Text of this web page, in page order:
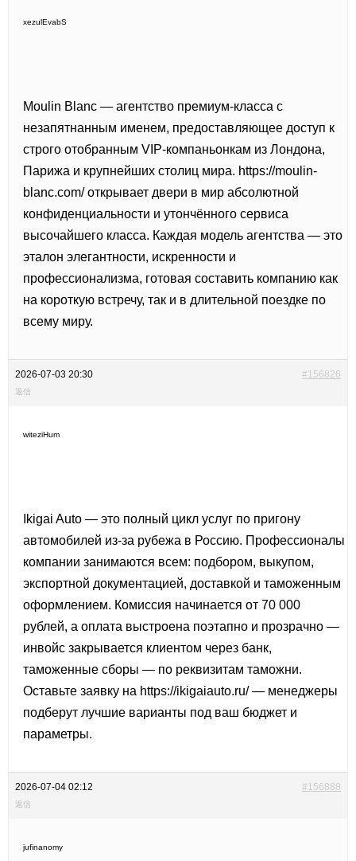
xezulEvabS
Moulin Blanc — агентство премиум-класса с
незапятнанным именем, предоставляющее доступ к
строго отобранным VIP-компаньонкам из Лондона,
Парижа и крупнейших столиц мира. https://moulin-
blanc.com/ открывает двери в мир абсолютной
конфиденциальности и утончённого сервиса
высочайшего класса. Каждая модель агентства — это
эталон элегантности, искренности и
профессионализма, готовая составить компанию как
на короткую встречу, так и в длительной поездке по
всему миру.
2026-07-03 20:30 #156826
返信
witeziHum
Ikigai Auto — это полный цикл услуг по пригону
автомобилей из-за рубежа в Россию. Профессионалы
компании занимаются всем: подбором, выкупом,
экспортной документацией, доставкой и таможенным
оформлением. Комиссия начинается от 70 000
рублей, а оплата выстроена поэтапно и прозрачно —
инвойс закрывается клиентом через банк,
таможенные сборы — по реквизитам таможни.
Оставьте заявку на https://ikigaiauto.ru/ — менеджеры
подберут лучшие варианты под ваш бюджет и
параметры.
2026-07-04 02:12 #156888
返信
jufinanomy